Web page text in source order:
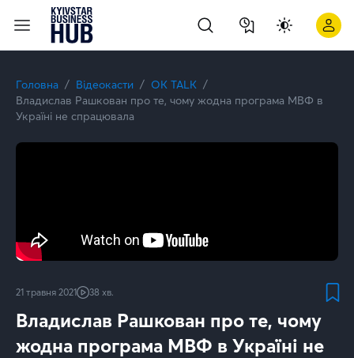
Головна Відеокасти
OK TALK
Владислав Рашкован про те, чому жодна програма МВФ в
Україні не спрацювала
21 травня 2021 38 хв.
Владислав Рашкован про те, чому
жодна програма МВФ в Україні не
Що стоїть за успіхом «Ти – космос» і як продюсер